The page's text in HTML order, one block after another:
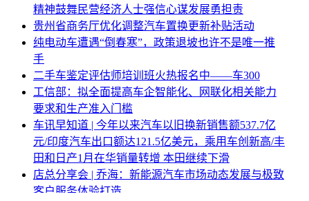
精神鼓舞民营经济人士强信心谋发展勇担责
贵州省商务厅优化调整汽车置换更新补贴活动
纯电动车遭遇“倒春寒”，政策退坡也许不是唯一推
手
二手车鉴定评估师培训班火热报名中——车300
工信部：拟全面提高车企智能化、网联化相关能力
要求和生产准入门槛
车讯早知道 | 今年以来汽车以旧换新销售额537.7亿
元/印度汽车出口额达121.5亿美元，乘用车创新高/丰
田和日产1月在华销量转增 本田继续下滑
店总分享会 | 乔海：新能源汽车市场动态发展与极致
客户服务体验打造